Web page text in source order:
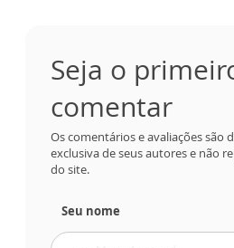
Seja o
comentar
Os comentários e avaliações são
exclusiva de seus autores e não
do site.
Seu nome